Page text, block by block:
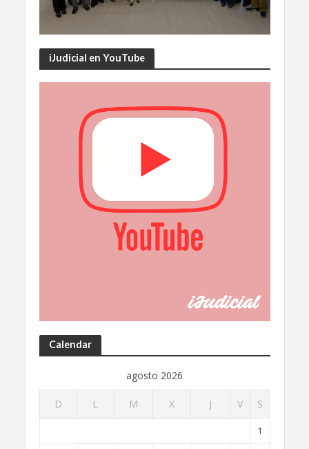
iJudicial en YouTube
Calendar
agosto 2026
D L M X J V S
1